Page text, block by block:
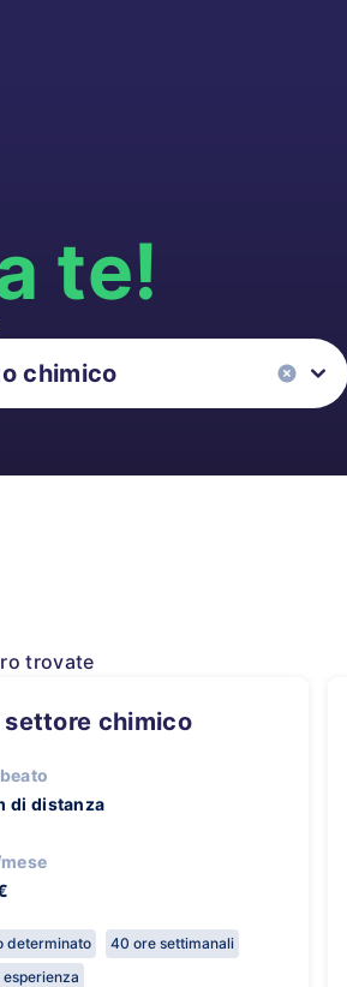
te!
trovate
settore chimico
di distanza
determinato
40 ore settimanali